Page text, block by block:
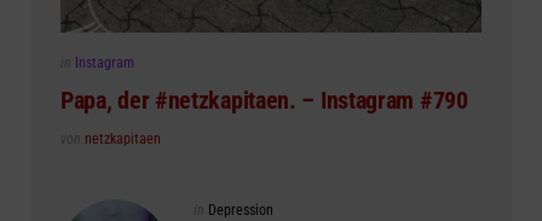
Posted
in Instagram
Papa, der #netzkapitaen. – Instagram #790
Posted
von netzkapitaen
Posted
in Depression